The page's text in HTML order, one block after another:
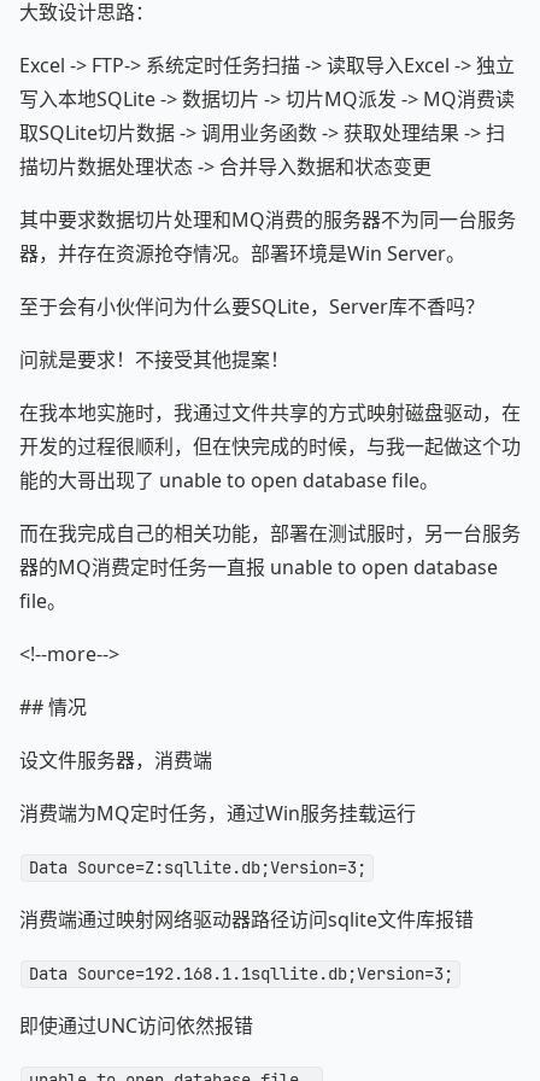
大致设计思路：
Excel -> FTP-> 系统定时任务扫描 -> 读取导入Excel -> 独立
写入本地SQLite -> 数据切片 -> 切片MQ派发 -> MQ消费读
取SQLite切片数据 -> 调用业务函数 -> 获取处理结果 -> 扫
描切片数据处理状态 -> 合并导入数据和状态变更
其中要求数据切片处理和MQ消费的服务器不为同一台服务
器，并存在资源抢夺情况。部署环境是Win Server。
至于会有小伙伴问为什么要SQLite，Server库不香吗？
问就是要求！不接受其他提案！
在我本地实施时，我通过文件共享的方式映射磁盘驱动，在
开发的过程很顺利，但在快完成的时候，与我一起做这个功
能的大哥出现了 unable to open database file。
而在我完成自己的相关功能，部署在测试服时，另一台服务
器的MQ消费定时任务一直报 unable to open database
file。
<!--more-->
## 情况
设文件服务器，消费端
消费端为MQ定时任务，通过Win服务挂载运行
Data Source=Z:sqllite.db;Version=3;
消费端通过映射网络驱动器路径访问sqlite文件库报错
Data Source=192.168.1.1sqllite.db;Version=3;
即使通过UNC访问依然报错